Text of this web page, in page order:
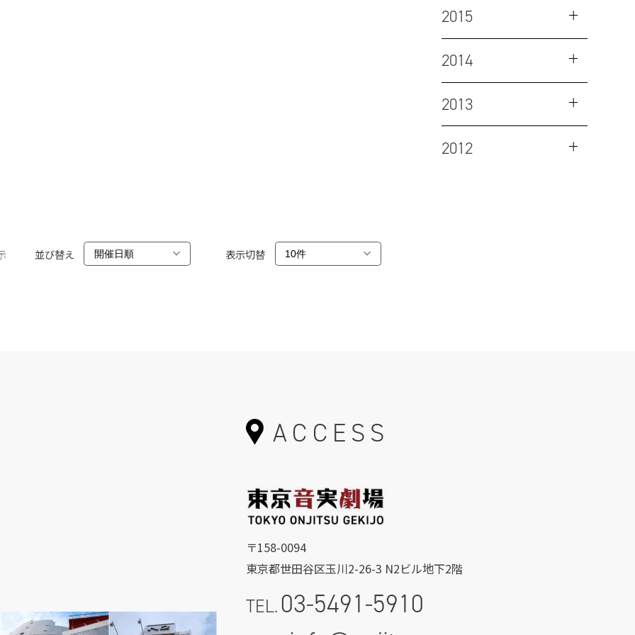
2015
2014
2013
2012
並び替え 表示切替
ACCESS
〒158-0094
東京都世田谷区玉川2-26-3 N2ビル地下2階
TEL.03-5491-5910